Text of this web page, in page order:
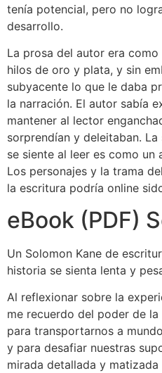
tenía potencial, pero no
desarrollo.
La prosa del autor era
hilos de oro y plata, y sin
subyacente lo que le daba
la narración. El autor sabía
mantener al lector
sorprendían y deleitaban.
se siente al leer es como un
Los personajes y la trama
la escritura podría online
eBook (PDF)
Un Solomon Kane de
historia se sienta lenta y
Al reflexionar sobre la
me recuerdo del poder de
para transportarnos a
y para desafiar nuestras
mirada detallada y